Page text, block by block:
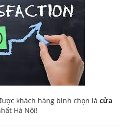
khách hàng bình chọn là cửa
Hà Nội!